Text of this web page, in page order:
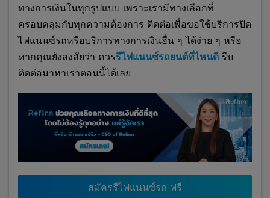
ทางการเงินในทุกรูปแบบ เพราะเรามีทางเลือกที่
ครอบคลุมกับทุกความต้องการ ติดต่อเพื่อขอใช้บริการปิด
ไฟแนนซ์รถหรือบริการทางการเงินอื่น ๆ ได้ง่าย ๆ หรือ
หากคุณยังสงสัยว่า ควรรีไฟแนนซ์รถยนต์ที่ไหนดี รีบ
ติดต่อมาหาเราตอนนี้ได้เลย
สมัครรีไฟแนนซ์รถ ฟรี